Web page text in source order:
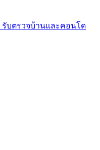
รับตรวจบ้านและคอนโด